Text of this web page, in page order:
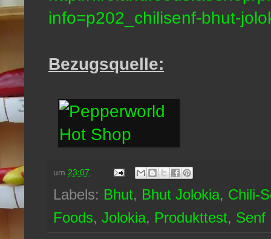
info=p202_chilisenf-bhut-
Bezugsquelle:
um 23:07
Labels: Bhut, Bhut Jolokia, Chili-
Foods, Jolokia, Produkttest, Senf